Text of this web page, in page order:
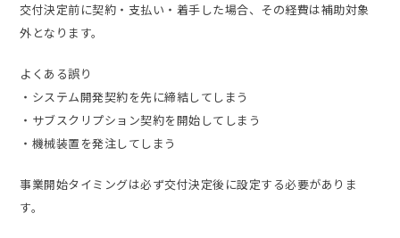
交付決定前に契約・支払い・着手した場合、その経費は補助対象
外となります。
よくある誤り
・システム開発契約を先に締結してしまう
・サブスクリプション契約を開始してしまう
・機械装置を発注してしまう
事業開始タイミングは必ず交付決定後に設定する必要がありま
す。